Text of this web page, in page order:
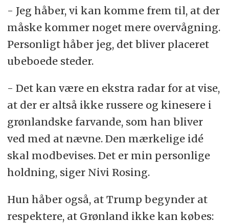
- Jeg håber, vi kan komme frem til, at der
måske kommer noget mere overvågning.
Personligt håber jeg, det bliver placeret
ubeboede steder.
- Det kan være en ekstra radar for at vise,
at der er altså ikke russere og kinesere i
grønlandske farvande, som han bliver
ved med at nævne. Den mærkelige idé
skal modbevises. Det er min personlige
holdning, siger Nivi Rosing.
Hun håber også, at Trump begynder at
respektere, at Grønland ikke kan købes: